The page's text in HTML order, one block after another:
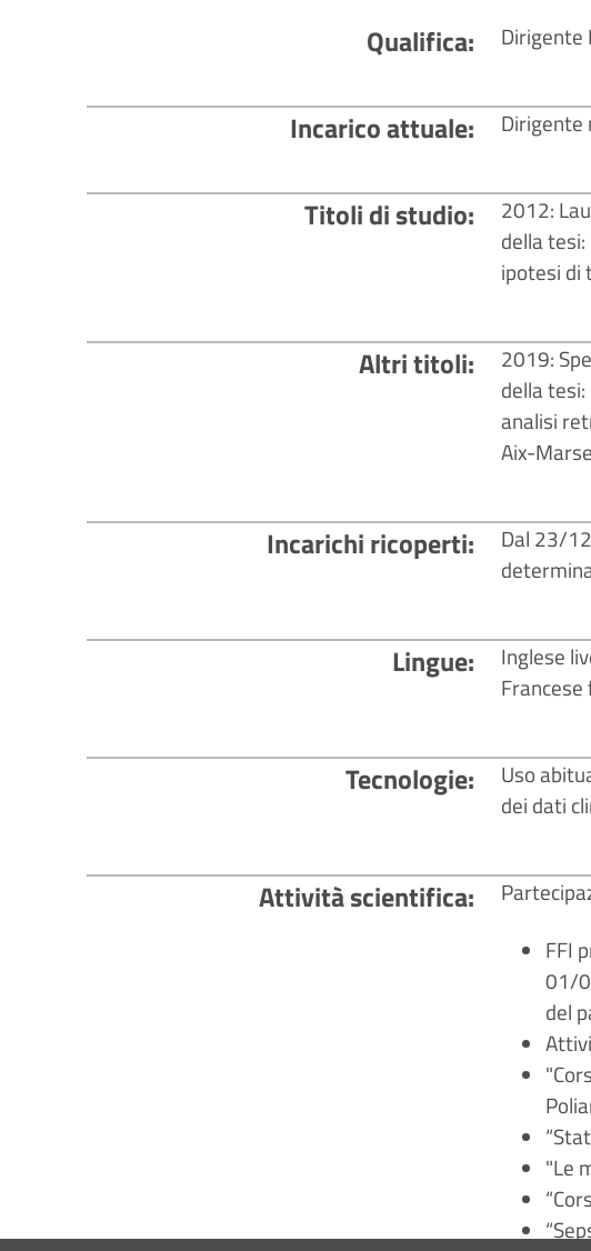
Qualifica Dirigente
Incarico attuale Dirigente
Titoli di studio
2012:
della
ipotesi di
Altri titoli
2019:
della
analisi
Aix-
Incarichi ricoperti
Dal 23/
Lingue
Inglese
Tecnologie
Uso
dei dati
Attività scientifica
FFI
01/
del
"Le